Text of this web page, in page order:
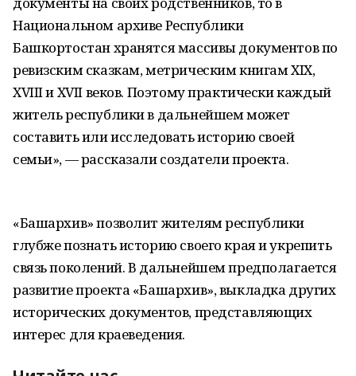
Национальном архиве Республики
Башкортостан хранятся массивы документов по
ревизским сказкам, метрическим книгам XIX,
XVIII и XVII веков. Поэтому практически каждый
житель республики в дальнейшем может
составить или исследовать историю своей
семьи», — рассказали создатели проекта.
«Башархив» позволит жителям республики
глубже познать историю своего края и укрепить
связь поколений. В дальнейшем предполагается
развитие проекта «Башархив», выкладка других
исторических документов, представляющих
интерес для краеведения.